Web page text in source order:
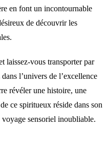
en font un incontournable
de découvrir les
laissez-vous transporter par
l’univers de l’excellence
révéler une histoire, une
ce spiritueux réside dans son
voyage sensoriel inoubliable.